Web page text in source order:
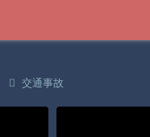
交通事故